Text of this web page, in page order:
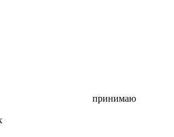
принимаю